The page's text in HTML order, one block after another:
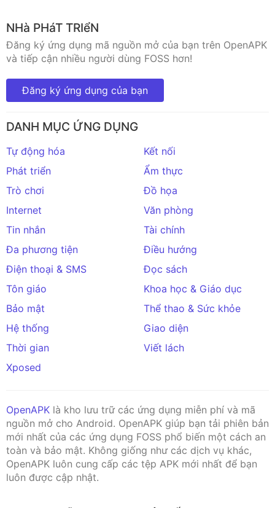
NHà PHáT TRIểN
Đăng ký ứng dụng mã nguồn mở của bạn trên OpenAPK
và tiếp cận nhiều người dùng FOSS hơn!
Đăng ký ứng dụng của bạn
DANH MỤC ỨNG DỤNG
Tự động hóa
Kết nối
Phát triển
Ẩm thực
Trò chơi
Đồ họa
Internet
Văn phòng
Tin nhắn
Tài chính
Đa phương tiện
Điều hướng
Điện thoại & SMS
Đọc sách
Tôn giáo
Khoa học & Giáo dục
Bảo mật
Thể thao & Sức khỏe
Hệ thống
Giao diện
Thời gian
Viết lách
Xposed
OpenAPK là kho lưu trữ các ứng dụng miễn phí và mã
nguồn mở cho Android. OpenAPK giúp bạn tải phiên bản
mới nhất của các ứng dụng FOSS phổ biến một cách an
toàn và bảo mật. Không giống như các dịch vụ khác,
OpenAPK luôn cung cấp các tệp APK mới nhất để bạn
luôn được cập nhật.